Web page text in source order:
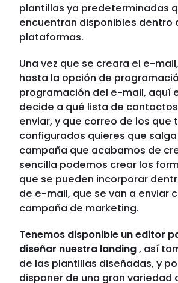
plantillas ya predeterminadas
encuentran disponibles dentro
plataformas.
Una vez que se creara el e-
hasta la opción de
programación del e-mail, aquí
decide a qué lista de
enviar, y que correo de los que
configurados quieres que
campaña que acabamos de
sencilla podemos crear los
que se pueden incorporar
de e-mail, que se van a enviar
campaña de marketing.
Tenemos disponible un editor
diseñar nuestra landing, así
de las plantillas diseñadas, y
disponer de una gran variedad